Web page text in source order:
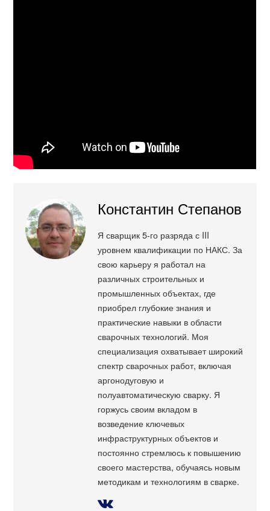
Константин Степанов
Я сварщик 5-го разряда с III
уровнем квалификации по НАКС. За
свою карьеру я работал на
различных строительных и
промышленных объектах, где
приобрел глубокие знания и
практические навыки в области
сварочных технологий. Моя
специализация охватывает широкий
спектр сварочных работ, включая
аргонодуговую и
полуавтоматическую сварку. Я
горжусь своим вкладом в
возведение ключевых
инфраструктурных объектов и
постоянно стремлюсь к повышению
своего мастерства, обучаясь новым
методикам и технологиям в сварке.